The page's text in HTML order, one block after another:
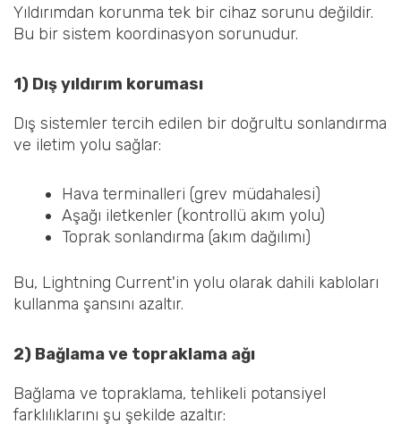
Yıldırımdan korunma tek bir cihaz sorunu değildir.
Bu bir sistem koordinasyon sorunudur.
1) Dış yıldırım koruması
Dış sistemler tercih edilen bir doğrultu sonlandırma
ve iletim yolu sağlar:
Hava terminalleri (grev müdahalesi)
Aşağı iletkenler (kontrollü akım yolu)
Toprak sonlandırma (akım dağılımı)
Bu, Lightning Current'in yolu olarak dahili kabloları
kullanma şansını azaltır.
2) Bağlama ve topraklama ağı
Bağlama ve topraklama, tehlikeli potansiyel
farklılıklarını şu şekilde azaltır: